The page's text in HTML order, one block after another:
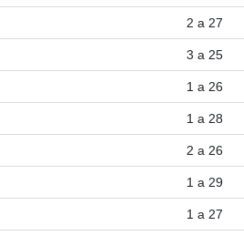
2 a 27
3 a 25
1 a 26
1 a 28
2 a 26
1 a 29
1 a 27